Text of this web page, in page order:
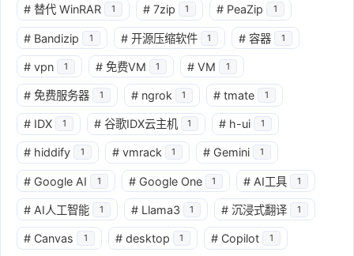
# 替代 WinRAR 1 # 7zip 1 # PeaZip 1
# Bandizip 1 # 开源压缩软件 1 # 容器 1
# vpn 1 # 免费VM 1 # VM 1
# 免费服务器 1 # ngrok 1 # tmate 1
# IDX 1 # 谷歌IDX云主机 1 # h-ui 1
# hiddify 1 # vmrack 1 # Gemini 1
# Google AI 1 # Google One 1 # AI工具 1
# AI人工智能 1 # Llama3 1 # 沉浸式翻译 1
# Canvas 1 # desktop 1 # Copilot 1